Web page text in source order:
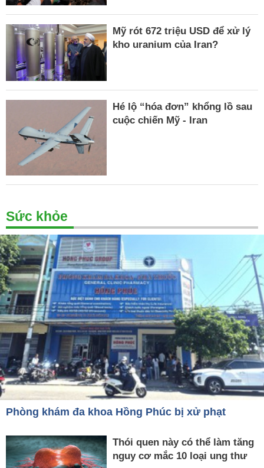
Mỹ rót 672 triệu USD để xử lý
kho uranium của Iran?
Hé lộ “hóa đơn” khổng lồ sau
cuộc chiến Mỹ - Iran
Sức khỏe
Phòng khám đa khoa Hồng Phúc bị xử phạt
Thói quen này có thể làm tăng
nguy cơ mắc 10 loại ung thư